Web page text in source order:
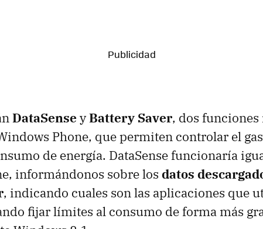
DataSense yBattery Saver, dos
Phone, que permiten controlar el
de energía. DataSense funcionaría
informándonos sobre los datos
, indicando cuales son las aplicaciones que
fijar límites al consumo de forma más